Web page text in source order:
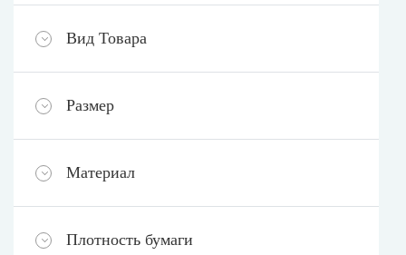
Вид Товара
Размер
Материал
Плотность бумаги